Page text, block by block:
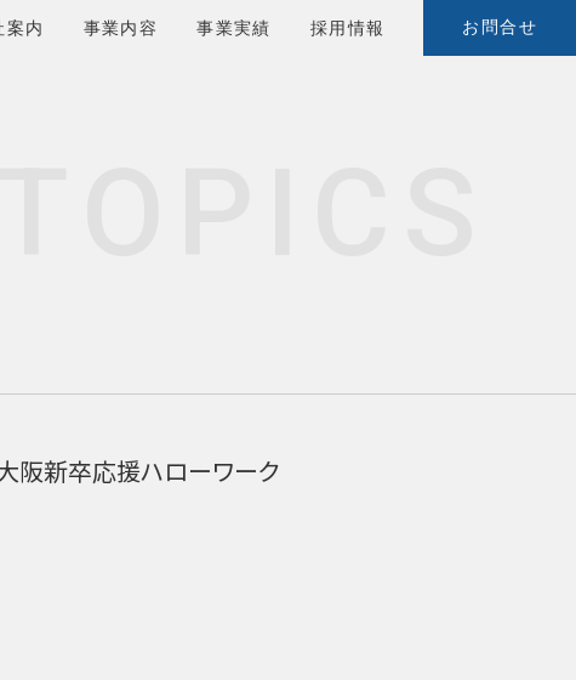
案内 事業内容 事業実績 採用情報 お問合せ
阪新卒応援ハローワーク